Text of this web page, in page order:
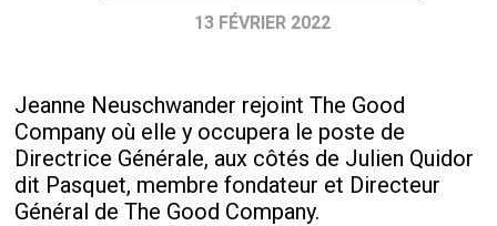
13 FÉVRIER 2022
Jeanne Neuschwander rejoint The Good
Company où elle y occupera le poste de
Directrice Générale, aux côtés de Julien Quidor
dit Pasquet, membre fondateur et Directeur
Général de The Good Company.